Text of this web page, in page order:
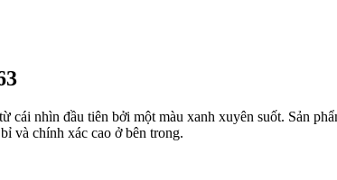
cái nhìn đầu tiên bởi một màu xanh xuyên suốt. Sản
và chính xác cao ở bên trong.